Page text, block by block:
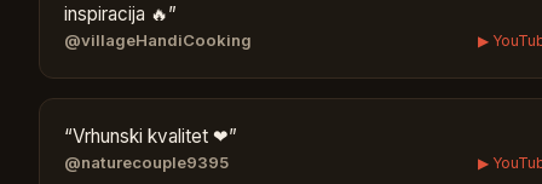
inspiracija 🔥”
@villageHandiCooking ▶
“Vrhunski kvalitet ❤”
@naturecouple9395 ▶